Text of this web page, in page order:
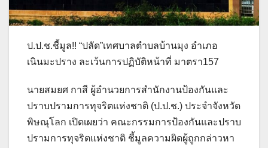
ป.ป.ช.ชี้มูล!! “ปลัด”เทศบาลตำบลบ้านมุง อำเภอ
เนินมะปราง ละเว้นการปฏิบัติหน้าที่ มาตรา157
นายสมยศ กาสี ผู้อำนวยการสำนักงานป้องกันและ
ปราบปรามการทุจริตแห่งชาติ (ป.ป.ช.) ประจำจังหวัด
พิษณุโลก เปิดเผยว่า คณะกรรมการป้องกันและปราบ
ปรามการทุจริตแห่งชาติ ชี้มูลความผิดผู้ถูกกล่าวหา